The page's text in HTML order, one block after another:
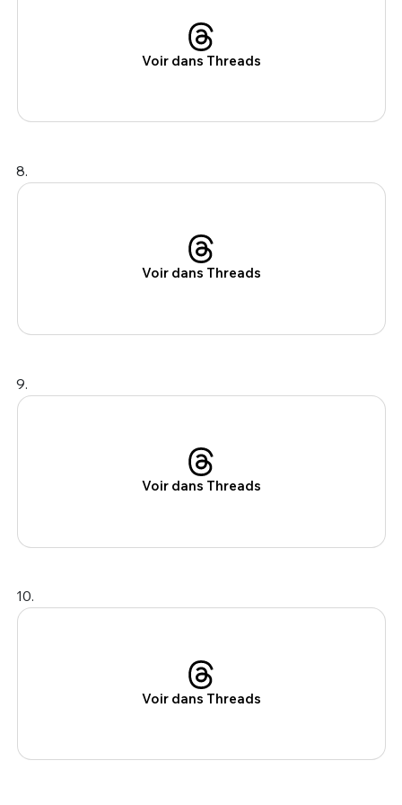
Voir dans Threads
8.
Voir dans Threads
9.
Voir dans Threads
10.
Voir dans Threads